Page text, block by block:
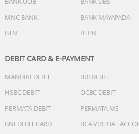
MNC BANK
BANK MAYAPADA
BTN
BTPN
DEBIT CARD & E-PAYMENT
MANDIRI DEBIT BRI DEBIT
HSBC DEBIT
OCBC DEBIT
PERMATA DEBIT
PERMATA ME
BNI DEBIT CARD
BCA VIRTUAL